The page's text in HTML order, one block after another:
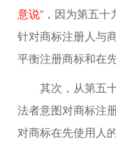
意说”，因为第五
针对商标注册人与
平衡注册商标和在
其次，从第五十
法者意图对商标注
对商标在先使用人